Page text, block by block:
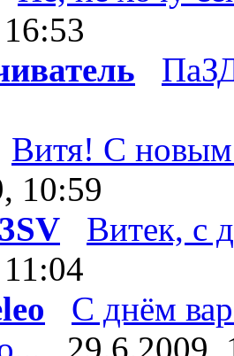
Витя! С новым
10:59
Витек, с
С днём
29.6.2009,